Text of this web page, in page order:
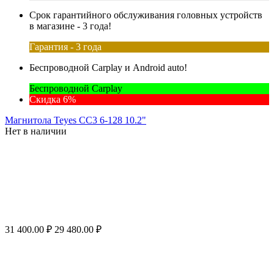
Срок гарантийного обслуживания головных устройств
в магазине - 3 года!
Гарантия - 3 года
Беспроводной Carplay и Android auto!
Беспроводной Carplay
Скидка 6%
Магнитола Teyes CC3 6-128 10.2"
Нет в наличии
31 400.00 ₽ 29 480.00 ₽